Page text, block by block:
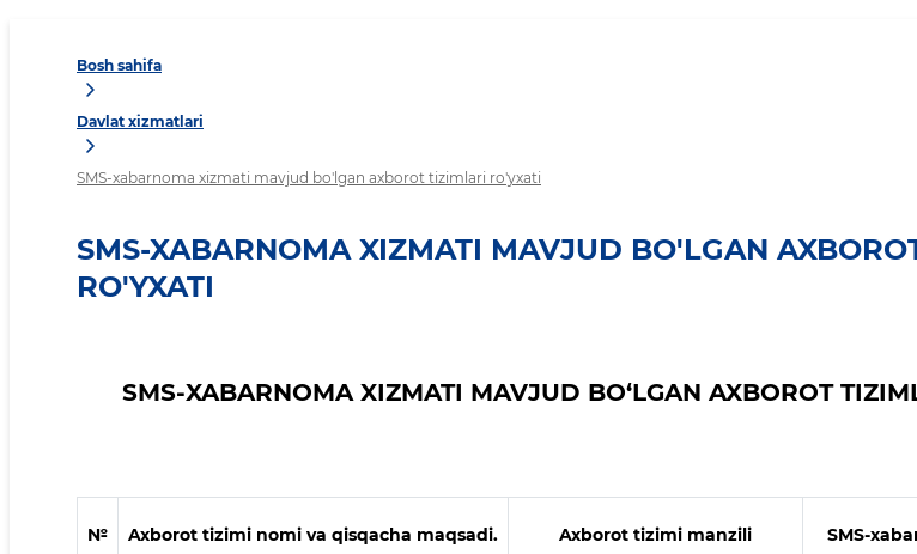
Bosh sahifa
Davlat xizmatlari
SMS-xabarnoma xizmati mavjud bo'lgan axborot tizimlari ro'yxati
SMS-XABARNOMA XIZMATI MAVJUD BO'LGAN
RO'YXATI
SMS-XABARNOMA XIZMATI MAVJUD BO‘LGAN AXBOROT
№ Axborot tizimi nomi va qisqacha maqsadi. Axborot tizimi manzili SMS-